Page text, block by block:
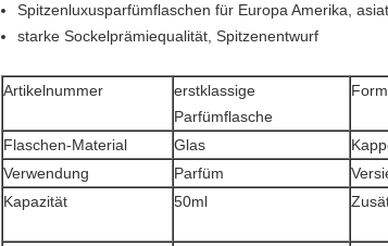
Spitzenluxusparfümflaschen für Europa Amerika,
starke Sockelprämiequalität, Spitzenentwurf
Artikelnummer
erstklassige
Parfümflasche
Form
Flaschen-Material Glas
Verwendung
Parfüm
Kapazität
50ml